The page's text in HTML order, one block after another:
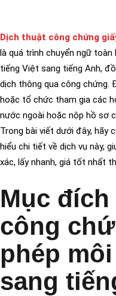
Dịch thuật công chứng
là quá trình chuyển ngữ
tiếng Việt sang tiếng Anh,
dịch thông qua công chứng.
hoặc tổ chức tham gia các
nước ngoài hoặc nộp hồ sơ
Trong bài viết dưới đây, hãy
hiểu chi tiết về dịch vụ này,
xác, lấy nhanh, giá tốt nhất
Mục
công
phép
sang